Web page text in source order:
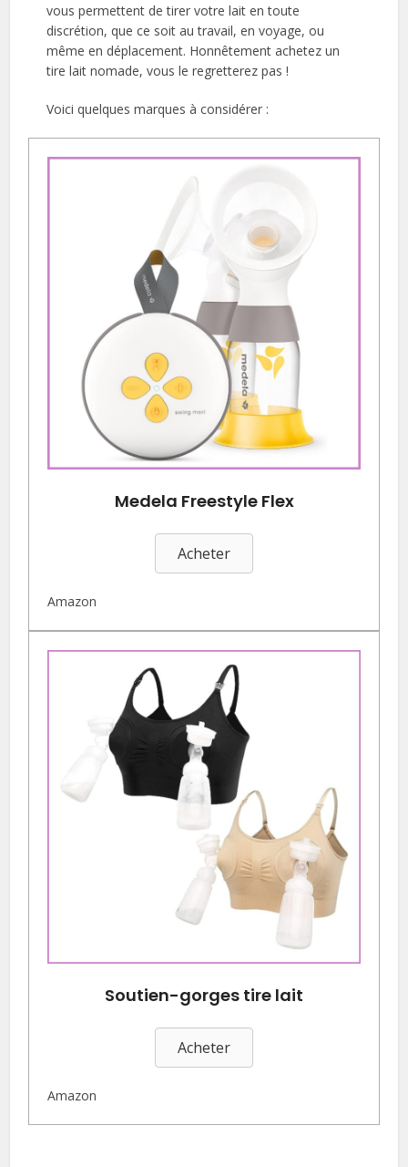
vous permettent de tirer votre lait en toute
discrétion, que ce soit au travail, en voyage, ou
même en déplacement. Honnêtement achetez un
tire lait nomade, vous le regretterez pas !
Voici quelques marques à considérer :
Medela Freestyle Flex
Acheter
Amazon
Soutien-gorges tire lait
Acheter
Amazon